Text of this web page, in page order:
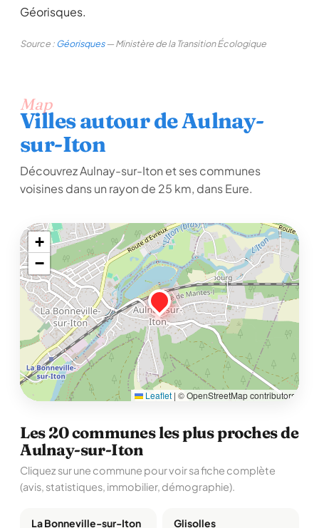
Géorisques.
Source :Géorisques— Ministère de la Transition Écologique
Map
Villes autour de Aulnay-
sur-Iton
Découvrez Aulnay-sur-Iton et ses communes
voisines dans un rayon de 25 km, dans Eure.
+
−
Leaflet | © OpenStreetMap contributors
Les 20 communes les plus proches de
Aulnay-sur-Iton
Cliquez sur une commune pour voir sa fiche complète
(avis, statistiques, immobilier, démographie).
La Bonneville-sur-Iton Glisolles